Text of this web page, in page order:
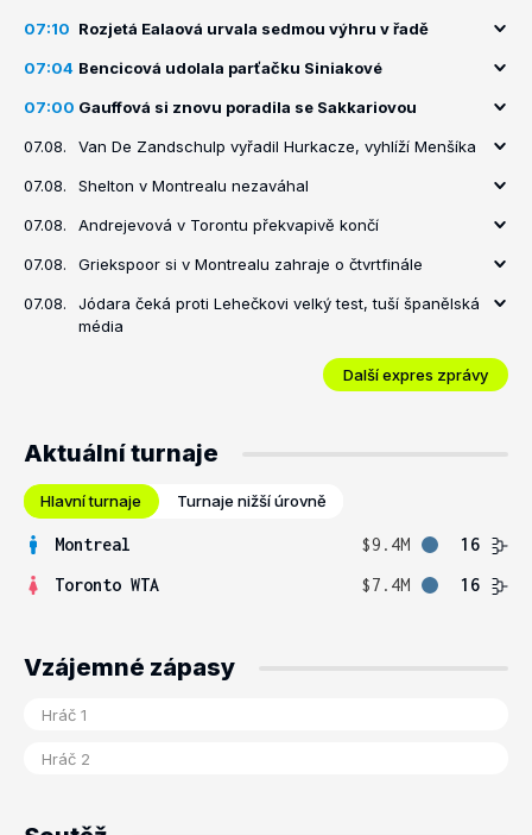
07:10 Rozjetá Ealaová urvala sedmou výhru v řadě
07:04 Bencicová udolala parťačku Siniakové
07:00 Gauffová si znovu poradila se Sakkariovou
07.08. Van De Zandschulp vyřadil Hurkacze, vyhlíží Menšíka
07.08. Shelton v Montrealu nezaváhal
07.08. Andrejevová v Torontu překvapivě končí
07.08. Griekspoor si v Montrealu zahraje o čtvrtfinále
07.08.
Jódara čeká proti Lehečkovi velký test, tuší španělská
média
Další expres zprávy
Aktuální turnaje
Hlavní turnaje Turnaje nižší úrovně
Montreal $9.4M
16
Toronto WTA
$7.4M 16
Vzájemné zápasy